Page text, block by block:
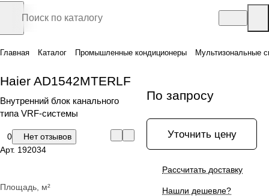
Главная Каталог Промышленные кондиционеры Мультизональные
Haier AD1542MTERLF
Внутренний блок канального
типа VRF-системы
0
Нет отзывов
Арт. 192034
Площадь, м²
По запросу
Уточнить цену
Рассчитать доставку
Нашли дешевле?